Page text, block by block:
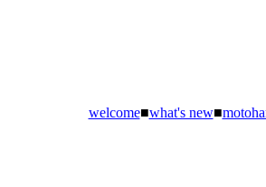
welcome■what's new■